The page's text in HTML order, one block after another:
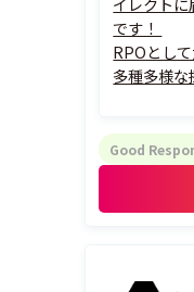
です！
RPOとし
多種多様
な条件提示
ョンを深
熱いメッ
Good